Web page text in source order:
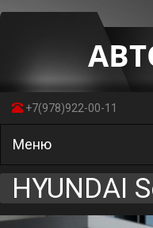
+7(978)922-00-11
Меню
HYUNDAI